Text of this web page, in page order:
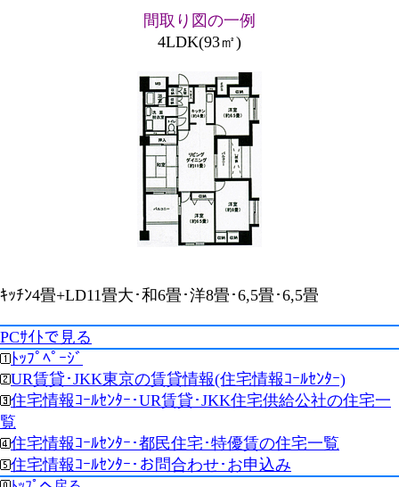
間取り図の一例
4LDK(93㎡)
ｷｯﾁﾝ4畳+LD11畳大･和6畳･洋8畳･6,5畳･6,5畳
PCｻｲﾄで見る
ﾄｯﾌﾟﾍﾟｰｼﾞ
UR賃貸･JKK東京の賃貸情報(住宅情報ｺｰﾙｾﾝﾀｰ)
住宅情報ｺｰﾙｾﾝﾀｰ･UR賃貸･JKK住宅供給公社の住宅一
覧
住宅情報ｺｰﾙｾﾝﾀｰ･都民住宅･特優賃の住宅一覧
住宅情報ｺｰﾙｾﾝﾀｰ･お問合わせ･お申込み